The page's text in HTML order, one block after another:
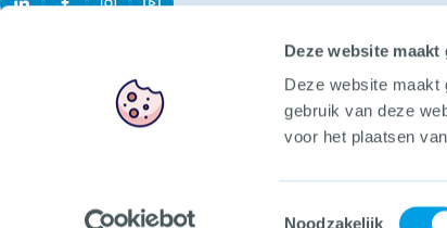
Deze website
Deze website maakt
gebruik van deze
voor het plaatsen
Toestemmingsselectie
Noodzakelijk
LinkedInFacebookInstagramYouTube
Voorop in veilig